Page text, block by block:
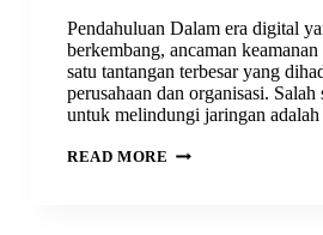
Pendahuluan Dalam era digital
berkembang, ancaman
satu tantangan terbesar yang
perusahaan dan organisasi.
untuk melindungi jaringan
READ MORE MENGAMANKAN